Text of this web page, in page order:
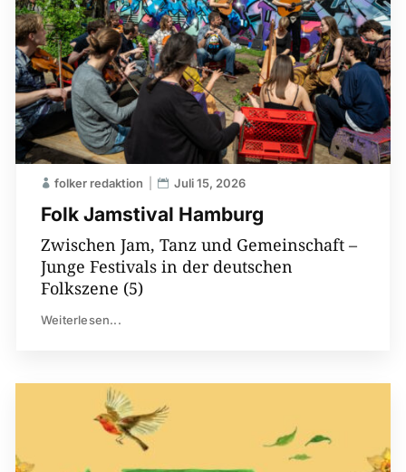
Folk Jamstival Hamburg
folker redaktion Juli 15, 2026
Zwischen Jam, Tanz und Gemeinschaft –
Junge Festivals in der deutschen
Folkszene (5)
Weiterlesen...